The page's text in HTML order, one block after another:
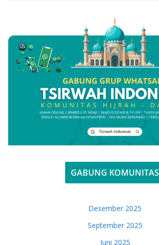
GABUNG KOMUNITAS
Desember 2025
September 2025
Juni 2025